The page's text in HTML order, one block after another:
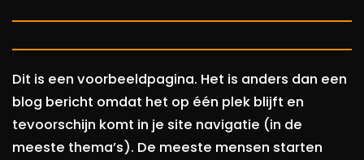
Dit is een voorbeeldpagina. Het is anders dan een
blog bericht omdat het op één plek blijft en
tevoorschijn komt in je site navigatie (in de
meeste thema’s). De meeste mensen starten